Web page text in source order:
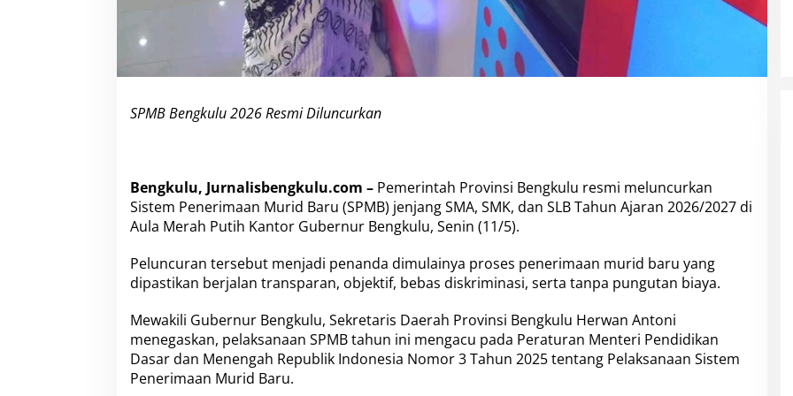
r
a
n
s
p
r
a
SPMB Bengkulu 2026 Resmi Diluncurkan
Bengkulu, Jurnalisbengkulu.com – Pemerintah Provinsi Bengkulu resmi meluncurkan
Sistem Penerimaan Murid Baru (SPMB) jenjang SMA, SMK, dan SLB Tahun Ajaran 2026/2027 di
Aula Merah Putih Kantor Gubernur Bengkulu, Senin (11/5).
Peluncuran tersebut menjadi penanda dimulainya proses penerimaan murid baru yang
dipastikan berjalan transparan, objektif, bebas diskriminasi, serta tanpa pungutan biaya.
Mewakili Gubernur Bengkulu, Sekretaris Daerah Provinsi Bengkulu Herwan Antoni
menegaskan, pelaksanaan SPMB tahun ini mengacu pada Peraturan Menteri Pendidikan
Dasar dan Menengah Republik Indonesia Nomor 3 Tahun 2025 tentang Pelaksanaan Sistem
Penerimaan Murid Baru.